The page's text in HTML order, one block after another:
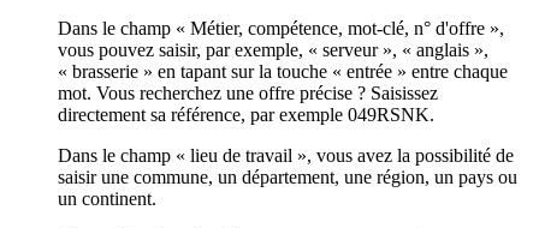
Dans le champ « Métier, compétence, mot-clé, n° d'offre »,
vous pouvez saisir, par exemple, « serveur », « anglais »,
« brasserie » en tapant sur la touche « entrée » entre chaque
mot. Vous recherchez une offre précise ? Saisissez
directement sa référence, par exemple 049RSNK.
Dans le champ « lieu de travail », vous avez la possibilité de
saisir une commune, un département, une région, un pays ou
un continent.